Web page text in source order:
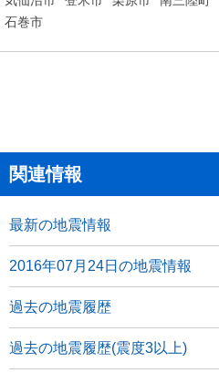
石巻市
関連情報
最新の地震情報
2016年07月24日の地震情報
過去の地震履歴
過去の地震履歴(震度3以上)